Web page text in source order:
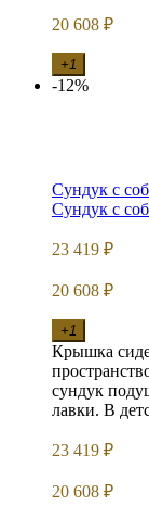
20 608 ₽
+1
-12%
Сундук с
Сундук с
23 419 ₽
20 608 ₽
+1
Крышка
сундук
лавки. В
23 419 ₽
20 608 ₽